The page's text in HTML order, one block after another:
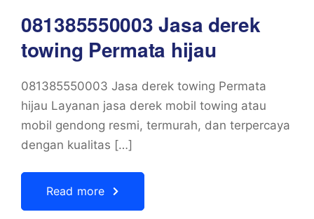
081385550003 Jasa derek
towing Permata hijau
081385550003 Jasa derek towing Permata
hijau Layanan jasa derek mobil towing atau
mobil gendong resmi, termurah, dan terpercaya
dengan kualitas […]
Read more